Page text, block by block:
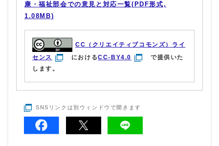
康・福祉部会での意見と対応一覧(PDF形式,
1.08MB)
CC（クリエイティブコモンズ）ライ
センス
におけるCC-BY4.0
で提供いた
します。
SNSリンクは別ウィンドウで開きます